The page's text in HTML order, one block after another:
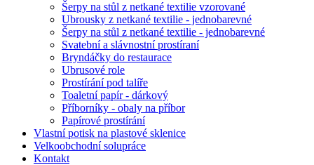
Šerpy na stůl z netkané textilie vzorované
Ubrousky z netkané textilie - jednobarevné
Šerpy na stůl z netkané textilie - jednobarevné
Svatební a slávnostní prostíraní
Bryndáčky do restaurace
Ubrusové role
Prostírání pod talíře
Toaletní papír - dárkový
Příborníky - obaly na příbor
Papírové prostírání
Vlastní potisk na plastové sklenice
Velkoobchodní solupráce
Kontakt